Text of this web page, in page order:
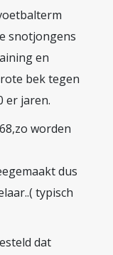
snotjongens
en
bek tegen
er jaren.
worden
dus
typisch
dat